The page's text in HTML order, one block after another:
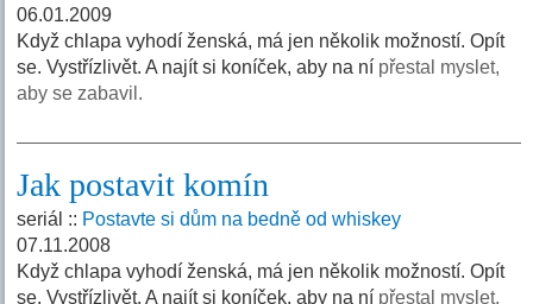
06.01.2009
Když chlapa vyhodí ženská, má jen několik možností. Opít
se. Vystřízlivět. A najít si koníček, aby na ní přestal myslet,
aby se zabavil.
Jak postavit komín
seriál :: Postavte si dům na bedně od whiskey
07.11.2008
Když chlapa vyhodí ženská, má jen několik možností. Opít
se. Vystřízlivět. A najít si koníček, aby na ní přestal myslet,